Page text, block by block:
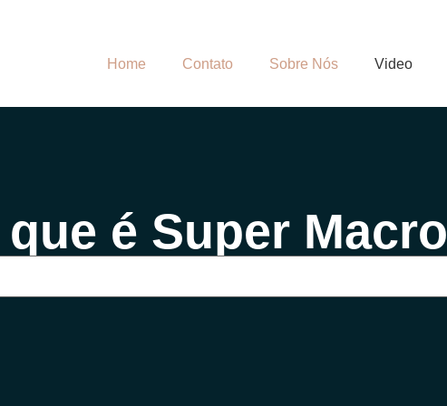
Home Contato Sobre Nós Video
que é Super Macro